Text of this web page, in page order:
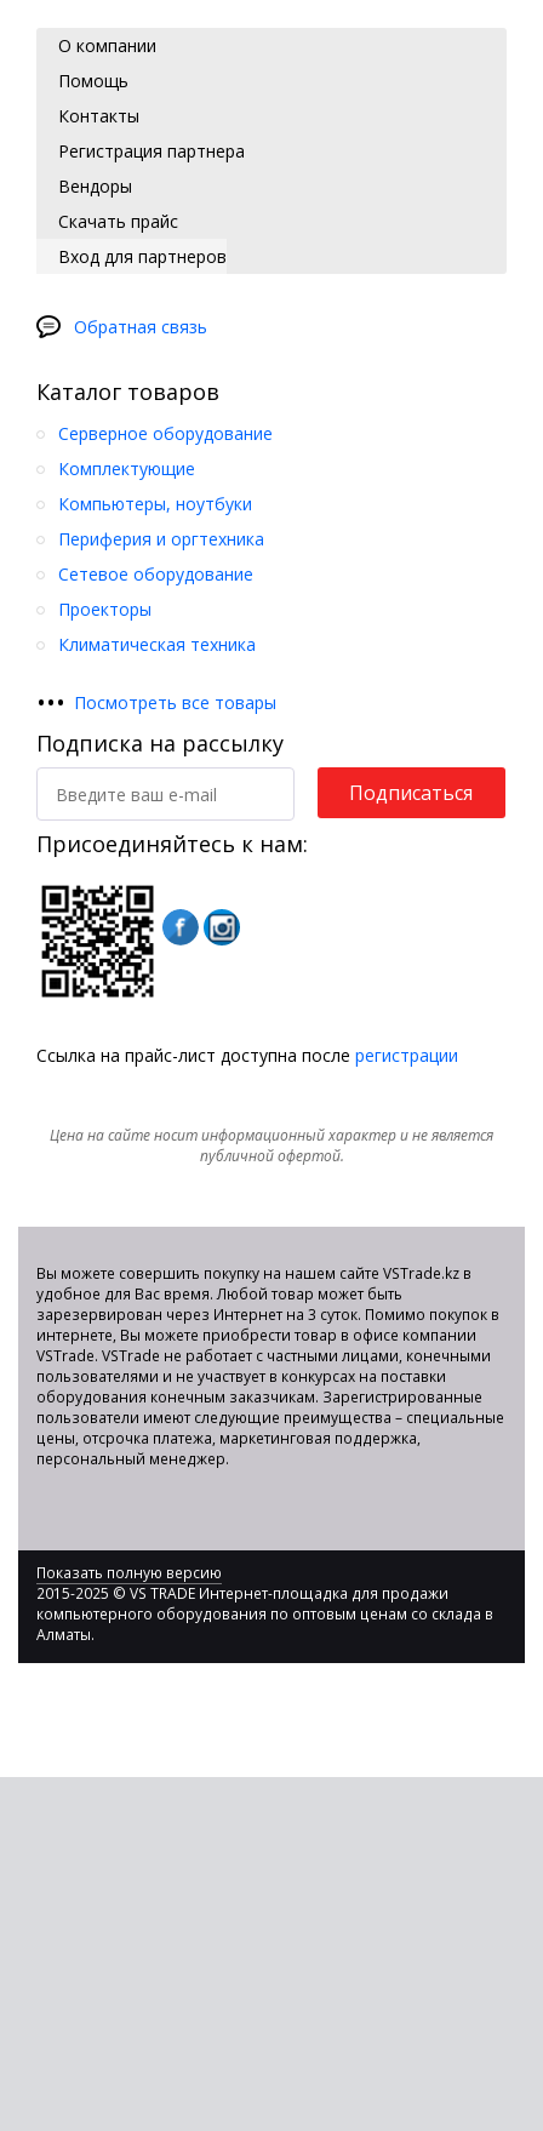
О компании
Помощь
Контакты
Регистрация партнера
Вендоры
Скачать прайс
Вход для партнеров
Обратная связь
Каталог товаров
Серверное оборудование
Комплектующие
Компьютеры, ноутбуки
Периферия и оргтехника
Сетевое оборудование
Проекторы
Климатическая техника
••• Посмотреть все товары
Подписка на рассылку
Подписаться
Присоединяйтесь к нам:
Ссылка на прайс-лист доступна после регистрации
Цена на сайте носит информационный характер и не является
публичной офертой.
Вы можете совершить покупку на нашем сайте VSTrade.kz в
удобное для Вас время. Любой товар может быть
зарезервирован через Интернет на 3 суток. Помимо покупок в
интернете, Вы можете приобрести товар в офисе компании
VSTrade. VSTrade не работает с частными лицами, конечными
пользователями и не участвует в конкурсах на поставки
оборудования конечным заказчикам. Зарегистрированные
пользователи имеют следующие преимущества – специальные
цены, отсрочка платежа, маркетинговая поддержка,
персональный менеджер.
Показать полную версию
2015-2025 © VS TRADE Интернет-площадка для продажи
компьютерного оборудования по оптовым ценам со склада в
Алматы.